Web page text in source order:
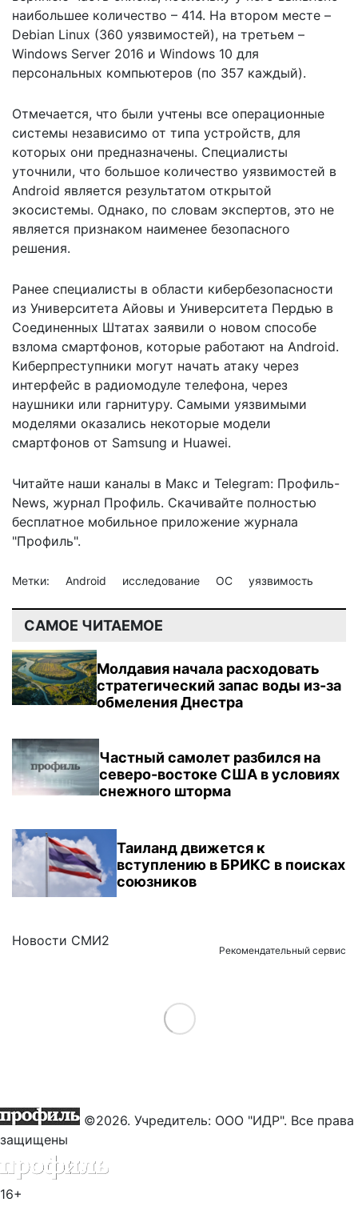
наибольшее количество – 414. На втором месте –
Debian Linux (360 уязвимостей), на третьем –
Windows Server 2016 и Windows 10 для
персональных компьютеров (по 357 каждый).
Отмечается, что были учтены все операционные
системы независимо от типа устройств, для
которых они предназначены. Специалисты
уточнили, что большое количество уязвимостей в
Android является результатом открытой
экосистемы. Однако, по словам экспертов, это не
является признаком наименее безопасного
решения.
Ранее специалисты в области кибербезопасности
из Университета Айовы и Университета Пердью в
Соединенных Штатах заявили о новом способе
взлома смартфонов, которые работают на Android.
Киберпреступники могут начать атаку через
интерфейс в радиомодуле телефона, через
наушники или гарнитуру. Самыми уязвимыми
моделями оказались некоторые модели
смартфонов от Samsung и Huawei.
Читайте наши каналы в Макс и Telegram: Профиль-
News, журнал Профиль. Скачивайте полностью
бесплатное мобильное приложение журнала
"Профиль".
Метки: Android исследование ОС уязвимость
САМОЕ ЧИТАЕМОЕ
Молдавия начала расходовать
стратегический запас воды из-за
обмеления Днестра
Частный самолет разбился на
северо-востоке США в условиях
снежного шторма
Таиланд движется к
вступлению в БРИКС в поисках
союзников
Новости СМИ2
Рекомендательный сервис
Load More
©2026. Учредитель: ООО "ИДР". Все права
защищены
16+